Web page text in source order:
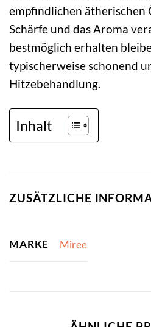
empfindlichen ätherischen
Schärfe und das Aroma
bestmöglich erhalten
typischerweise schonend
Hitzebehandlung.
Inhalt
ZUSÄTZLICHE
MARKE Miree